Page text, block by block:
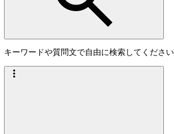
キーワードや質問文で自由に検索してください